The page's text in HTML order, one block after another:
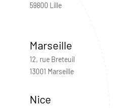
59800 Lille
Marseille
12, rue Breteuil
13001 Marseille
Nice